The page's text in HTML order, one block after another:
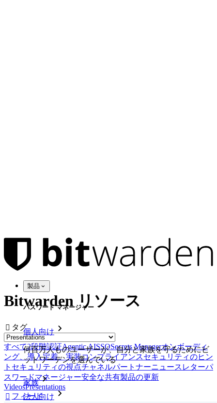
製品
パスワード マネージャー
個人向け
何百万人ものユーザーが、自分と家族を守るためにビ
ットワーデンを選んでいる
家族
法人向け
Bitwarden リソース
 タグ
すべて2段階認証Agentic AISSOSecrets Managerオンボーディ
ング、導入定着、実装コンプライアンスセキュリティのヒン
ト セキュリティの視点チャネルパートナーニュースレターパ
スワードマネージャー安全な共有製品の更新
VideosPresentations
 フィード